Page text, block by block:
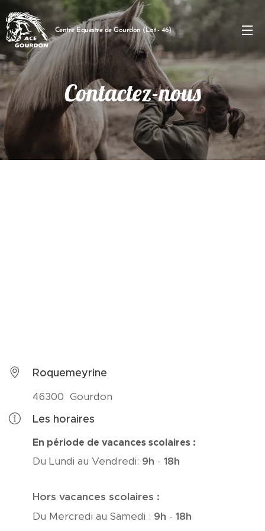
Centre Equestre de Gourdon (Lot - 46)
Contactez-nous
Roquemeyrine
46300 Gourdon
Les horaires
En période de vacances scolaires :
Du Lundi au Vendredi: 9h - 18h
Hors vacances scolaires :
Du Mercredi au Samedi : 9h - 18h